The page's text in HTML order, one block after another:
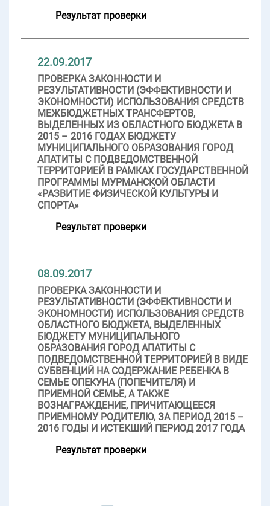
Результат проверки
22.09.2017
ПРОВЕРКА ЗАКОННОСТИ И
РЕЗУЛЬТАТИВНОСТИ (ЭФФЕКТИВНОСТИ И
ЭКОНОМНОСТИ) ИСПОЛЬЗОВАНИЯ СРЕДСТВ
МЕЖБЮДЖЕТНЫХ ТРАНСФЕРТОВ,
ВЫДЕЛЕННЫХ ИЗ ОБЛАСТНОГО БЮДЖЕТА В
2015 – 2016 ГОДАХ БЮДЖЕТУ
МУНИЦИПАЛЬНОГО ОБРАЗОВАНИЯ ГОРОД
АПАТИТЫ С ПОДВЕДОМСТВЕННОЙ
ТЕРРИТОРИЕЙ В РАМКАХ ГОСУДАРСТВЕННОЙ
ПРОГРАММЫ МУРМАНСКОЙ ОБЛАСТИ
«РАЗВИТИЕ ФИЗИЧЕСКОЙ КУЛЬТУРЫ И
СПОРТА»
Результат проверки
08.09.2017
ПРОВЕРКА ЗАКОННОСТИ И
РЕЗУЛЬТАТИВНОСТИ (ЭФФЕКТИВНОСТИ И
ЭКОНОМНОСТИ) ИСПОЛЬЗОВАНИЯ СРЕДСТВ
ОБЛАСТНОГО БЮДЖЕТА, ВЫДЕЛЕННЫХ
БЮДЖЕТУ МУНИЦИПАЛЬНОГО
ОБРАЗОВАНИЯ ГОРОД АПАТИТЫ С
ПОДВЕДОМСТВЕННОЙ ТЕРРИТОРИЕЙ В ВИДЕ
СУБВЕНЦИЙ НА СОДЕРЖАНИЕ РЕБЕНКА В
СЕМЬЕ ОПЕКУНА (ПОПЕЧИТЕЛЯ) И
ПРИЕМНОЙ СЕМЬЕ, А ТАКЖЕ
ВОЗНАГРАЖДЕНИЕ, ПРИЧИТАЮЩЕЕСЯ
ПРИЕМНОМУ РОДИТЕЛЮ, ЗА ПЕРИОД 2015 –
2016 ГОДЫ И ИСТЕКШИЙ ПЕРИОД 2017 ГОДА
Результат проверки